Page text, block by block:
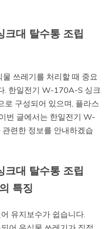
대 탈수통 조립
쓰레기를 처리할 때 중요
. 한일전기 W-170A-S 싱크
로 구성되어 있으며, 플라스
번 글에서는 한일전기 W-
련한 정보를 안내하겠습
대 탈수통 조립
특징
유지보수가 쉽습니다.